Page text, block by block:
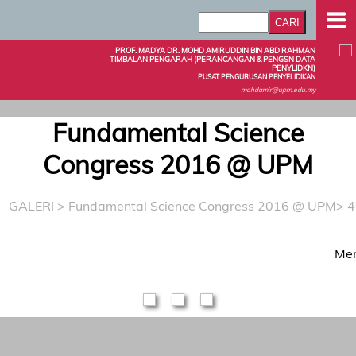
PROF. MADYA DR. MOHD AMIRUDDIN BIN ABD RAHMAN
TIMBALAN PENGARAH (PERANCANGAN & PENGSN DATA
PENYLIDKN)
PUSAT PENGURUSAN PENYELIDIKAN
mohdamir@upm.edu.my
Fundamental Science
Congress 2016 @ UPM
GALERI > Fundamental Science Congress 2016 @ UPM>